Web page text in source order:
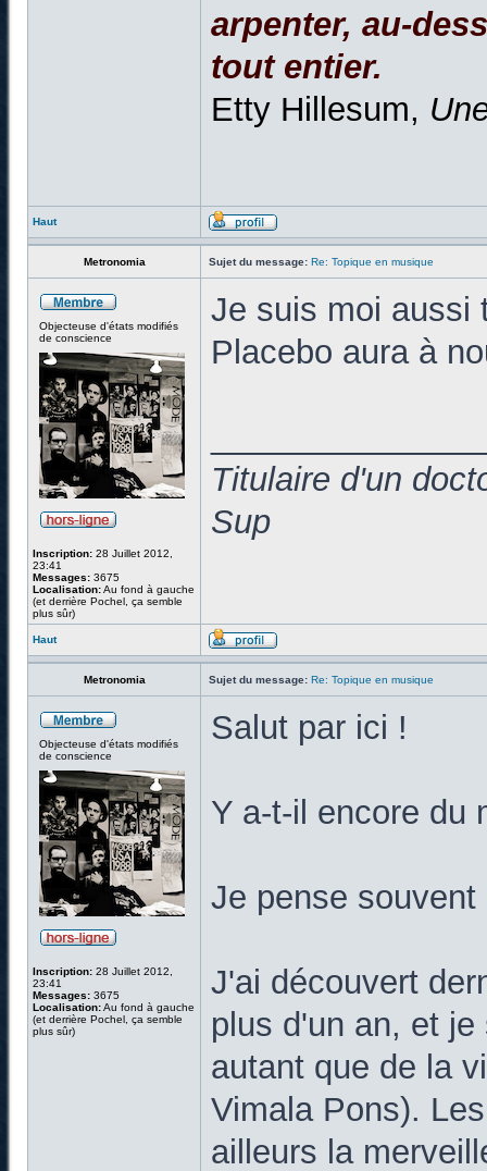
arpenter, au-
tout entier.
Etty Hillesum,
Haut
Metronomia Sujet du message: Re: Topique en musique
Objecteuse d'états modifiés
de conscience
Inscription: 28 Juillet 2012,
23:41
Messages: 3675
Localisation:Au fond à gauche
(et derrière Pochel, ça semble
plus sûr)
Je suis moi aussi
Placebo aura à
Titulaire d'un
Sup
Haut
Metronomia Sujet du message: Re: Topique en musique
Objecteuse d'états modifiés
de conscience
Inscription: 28 Juillet 2012,
23:41
Messages: 3675
Localisation:Au fond à gauche
(et derrière Pochel, ça semble
plus sûr)
Salut par ici !
Y a-t-il encore du
Je pense
J'ai découvert
plus d'un an, et
autant que de la
Vimala Pons).
ailleurs la